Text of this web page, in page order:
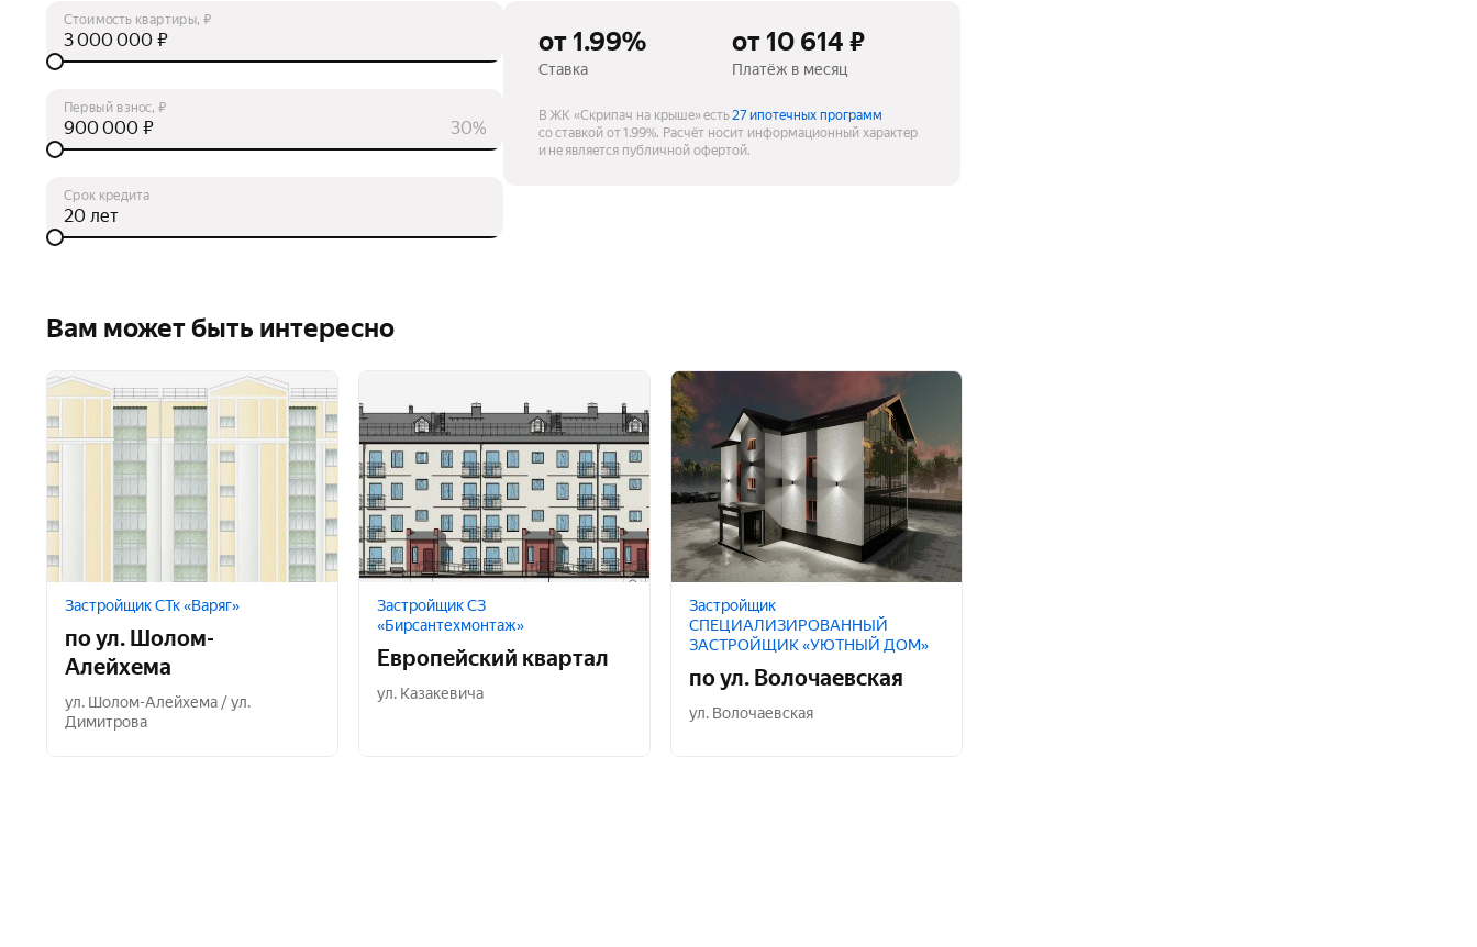
Стоимость квартиры, ₽
₽
Первый взнос, ₽
30%
₽
Срок кредита
лет
от 1.99%
Ставка
от 10 614 ₽
Платёж в месяц
В ЖК «Скрипач на крыше» есть27 ипотечных программ
со ставкой от 1.99%. Расчёт носит информационный характер
и не является публичной офертой.
Вам может быть интересно
Застройщик СТк «Варяг»
по ул. Шолом-
Алейхема
ул. Шолом-Алейхема / ул.
Димитрова
Застройщик СЗ
«Бирсантехмонтаж»
Европейский квартал
ул. Казакевича
Застройщик
СПЕЦИАЛИЗИРОВАННЫЙ
ЗАСТРОЙЩИК «УЮТНЫЙ ДОМ»
по ул. Волочаевская
ул. Волочаевская